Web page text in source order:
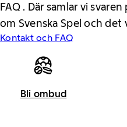
FAQ . Där samlar vi
om Svenska Spel och det
Kontakt och FAQ
Bli ombud